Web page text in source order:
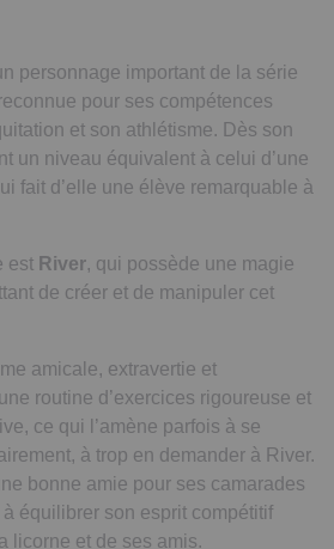
personnage important de la série
pour ses compétences
et son athlétisme. Dès son
un niveau équivalent à celui d’une
fait d’elle une élève remarquable à
est River, qui possède une magie
de créer et de manipuler cet
amicale, extravertie et
routine d’exercices rigoureuse et
ce qui l’amène parfois à se
à trop en demander à River.
bonne amie pour ses camarades
équilibrer son esprit compétitif
licorne et de ses amis.